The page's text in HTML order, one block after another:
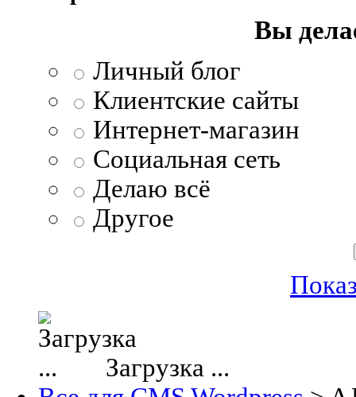
Вы
Личный блог
Клиентские сайты
Интернет-магазин
Социальная сеть
Делаю всё
Другое
Загрузка ...